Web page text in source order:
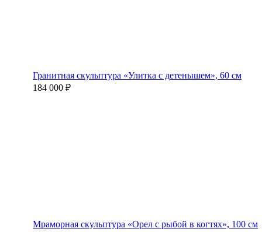
Гранитная скульптура «Улитка с детенышем», 60 см
184 000 ₽
Мраморная скульптура «Орел с рыбой в когтях», 100 см